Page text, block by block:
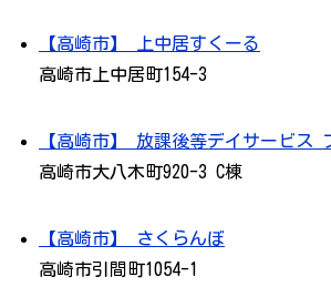
【高崎市】 上中居すくーる
高崎市上中居町154-3
【高崎市】 放課後等デイサービス
高崎市大八木町920-3 C棟
【高崎市】 さくらんぼ
高崎市引間町1054-1